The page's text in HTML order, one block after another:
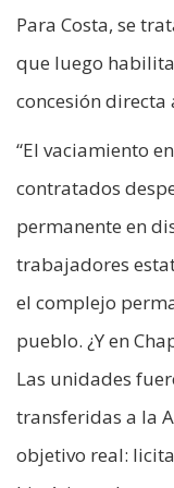
Para Costa, se
que luego
concesión directa
“El vaciamiento
contratados
permanente en
trabajadores
el complejo
pueblo. ¿Y en
Las unidades
transferidas a la
objetivo real: